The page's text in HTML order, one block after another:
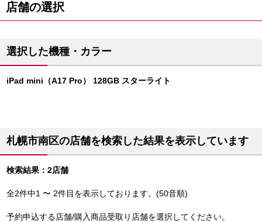
店舗の選択
選択した機種・カラー
iPad mini（A17 Pro） 128GB スターライト
札幌市南区の店舗を検索した結果を表示しています
検索結果：2店舗
全2件中1 〜 2件目を表示しております。(50音順)
予約申込する店舗/購入商品受取り店舗を選択してください。